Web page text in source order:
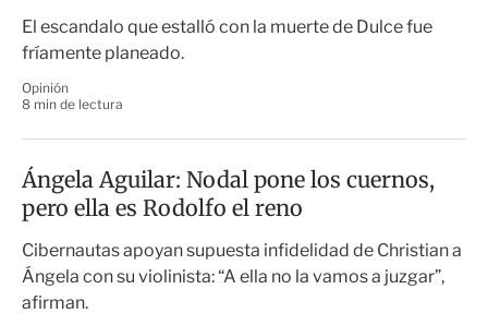
El escandalo que estalló con la muerte de Dulce fue
fríamente planeado.
Opinión
8 min de lectura
Ángela Aguilar: Nodal pone los cuernos,
pero ella es Rodolfo el reno
Cibernautas apoyan supuesta infidelidad de Christian a
Ángela con su violinista: “A ella no la vamos a juzgar”,
afirman.